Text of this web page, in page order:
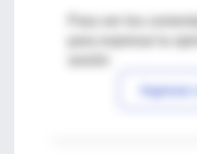
Para ver los
Ingresar